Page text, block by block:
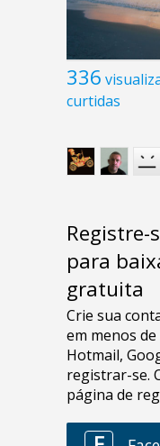
336
curtidas
para
gratuita